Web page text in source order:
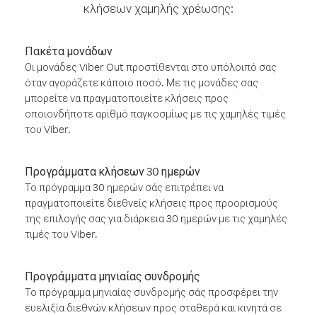
κλήσεων χαμηλής χρέωσης:
Πακέτα μονάδων
Οι μονάδες Viber Out προστίθενται στο υπόλοιπό σας
όταν αγοράζετε κάποιο ποσό. Με τις μονάδες σας
μπορείτε να πραγματοποιείτε κλήσεις προς
οποιονδήποτε αριθμό παγκοσμίως με τις χαμηλές τιμές
του Viber.
Προγράμματα κλήσεων 30 ημερών
Το πρόγραμμα 30 ημερών σάς επιτρέπει να
πραγματοποιείτε διεθνείς κλήσεις προς προορισμούς
της επιλογής σας για διάρκεια 30 ημερών με τις χαμηλές
τιμές του Viber.
Προγράμματα μηνιαίας συνδρομής
Το πρόγραμμα μηνιαίας συνδρομής σάς προσφέρει την
ευελιξία διεθνών κλήσεων προς σταθερά και κινητά σε